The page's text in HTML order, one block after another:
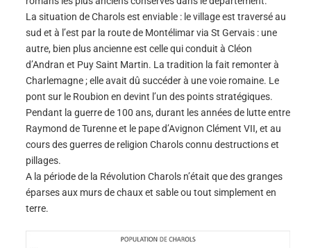
La situation de Charols est enviable : le village est traversé au
sud et à l’est par la route de Montélimar via St Gervais : une
autre, bien plus ancienne est celle qui conduit à Cléon
d’Andran et Puy Saint Martin. La tradition la fait remonter à
Charlemagne ; elle avait dû succéder à une voie romaine. Le
pont sur le Roubion en devint l’un des points stratégiques.
Pendant la guerre de 100 ans, durant les années de lutte entre
Raymond de Turenne et le pape d’Avignon Clément VII, et au
cours des guerres de religion Charols connu destructions et
pillages.
A la période de la Révolution Charols n’était que des granges
éparses aux murs de chaux et sable ou tout simplement en
terre.